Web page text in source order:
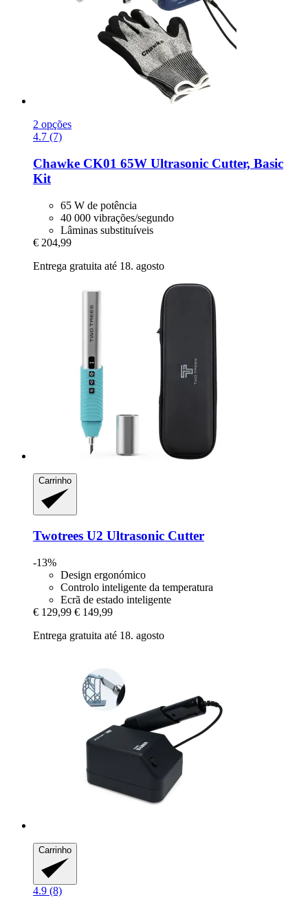
2 opções
4.7 (7)
Chawke CK01 65W Ultrasonic Cutter, Basic
Kit
65 W de potência
40 000 vibrações/segundo
Lâminas substituíveis
€ 204,99
Entrega gratuita até 18. agosto
Carrinho
Twotrees U2 Ultrasonic Cutter
-13%
Design ergonómico
Controlo inteligente da temperatura
Ecrã de estado inteligente
€ 129,99 € 149,99
Entrega gratuita até 18. agosto
Carrinho
4.9 (8)